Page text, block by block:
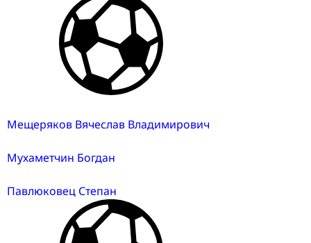
Мещеряков Вячеслав Владимирович
Мухаметчин Богдан
Павлюковец Степан